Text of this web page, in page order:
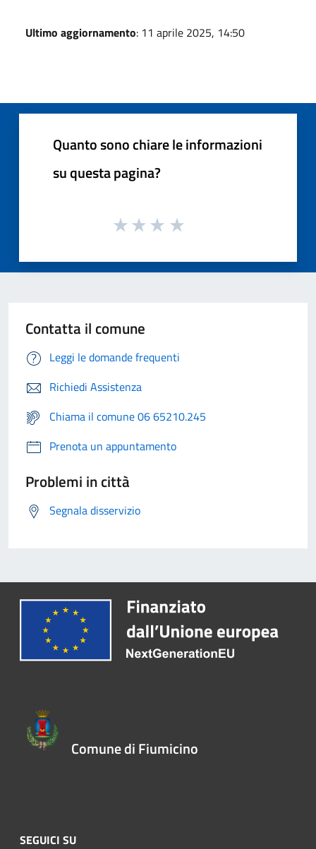
Ultimo aggiornamento: 11 aprile 2025, 14:50
Quanto sono chiare le informazioni
su questa pagina?
Contatta il comune
Leggi le domande frequenti
Richiedi Assistenza
Chiama il comune 06 65210.245
Prenota un appuntamento
Problemi in città
Segnala disservizio
Comune di Fiumicino
SEGUICI SU